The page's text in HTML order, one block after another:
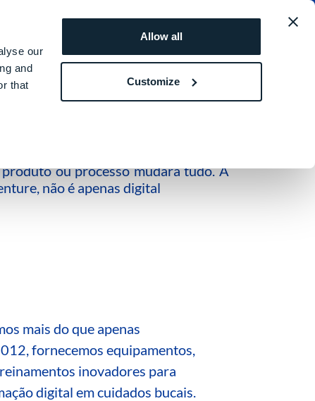
our
and
that
Allow all
Customize
Sobre Nós DGSHAPE Care Português
a prótese digital com o
ou processo mudará tudo. A
não é apenas digital
mais do que apenas
fornecemos equipamentos,
inovadores para
digital em cuidados bucais.